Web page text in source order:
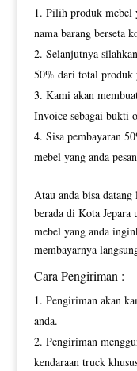
Pilih produk mebel
nama barang berseta
Selanjutnya
50% dari total produk
Kami akan
Invoice sebagai bukti
Sisa pembayaran
mebel yang anda
Atau anda bisa
berada di Kota
mebel yang anda
membayarnya
Cara Pengiriman :
Pengiriman akan
anda.
Pengiriman
kendaraan truck